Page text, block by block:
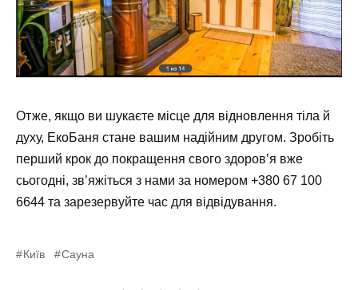
Отже, якщо ви шукаєте місце для відновлення тіла й
духу, ЕкоБаня стане вашим надійним другом. Зробіть
перший крок до покращення свого здоров’я вже
сьогодні, зв’яжіться з нами за номером +380 67 100
6644 та зарезервуйте час для відвідування.
Київ Сауна